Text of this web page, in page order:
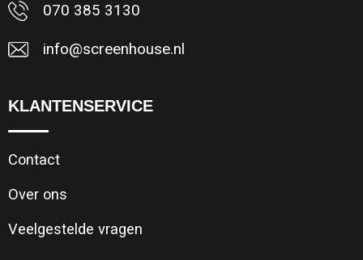
070 385 3130
info@screenhouse.nl
KLANTENSERVICE
Contact
Over ons
Veelgestelde vragen